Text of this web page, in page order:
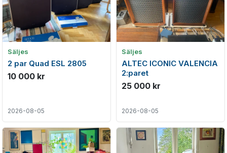
Säljes
2 par Quad ESL 2805
10 000 kr
2026-08-05
Säljes
ALTEC ICONIC VALENCIA
2:paret
25 000 kr
2026-08-05